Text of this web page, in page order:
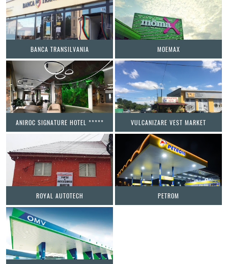
BANCA TRANSILVANIA MOEMAX
ANIROC SIGNATURE HOTEL ***** VULCANIZARE VEST MARKET
ROYAL AUTOTECH PETROM